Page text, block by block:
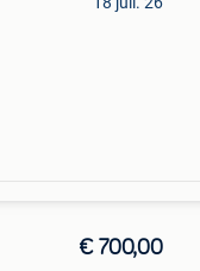
€ 700,00